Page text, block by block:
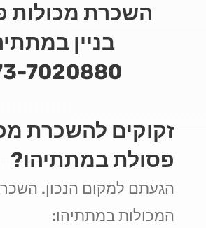
השכרת מכולות
בניין
7020880
זקוקים להשכרת
פסולת במתתיהו?
הגעתם למקום הנכון.
המכולות במתתיהו: